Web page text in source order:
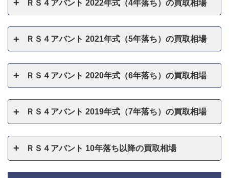
ＲＳ４アバント 2022年式（4年落ち）の買取相場
ＲＳ４アバント 2021年式（5年落ち）の買取相場
ＲＳ４アバント 2020年式（6年落ち）の買取相場
ＲＳ４アバント 2019年式（7年落ち）の買取相場
ＲＳ４アバント 10年落ち以降の買取相場